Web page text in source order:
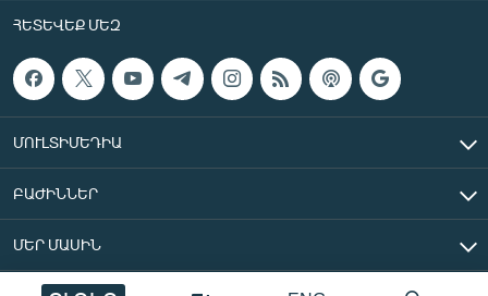
ՀԵՏԵՎԵՔ ՄԵԶ
ՄՈՒԼՏԻՄԵԴԻԱ
ԲԱԺԻՆՆԵՐ
ՄԵՐ ՄԱՍԻՆ